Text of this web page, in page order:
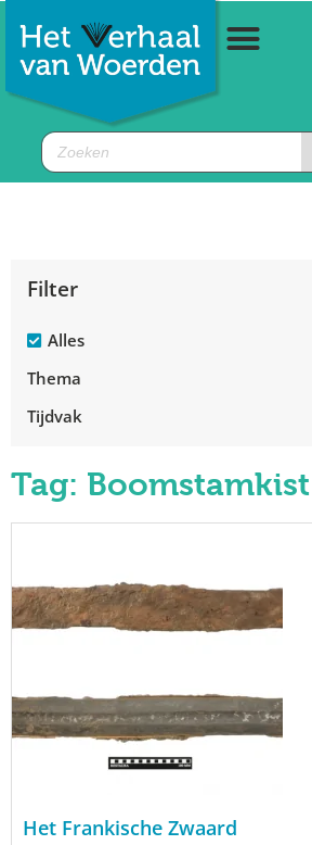
Filter
Alles
Thema
Tijdvak
Tag: Boomstamkist
Het Frankische Zwaard